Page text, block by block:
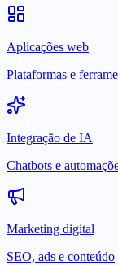
Aplicações web
Plataformas e
Integração de IA
Chatbots e
Marketing digital
SEO, ads e conteúdo